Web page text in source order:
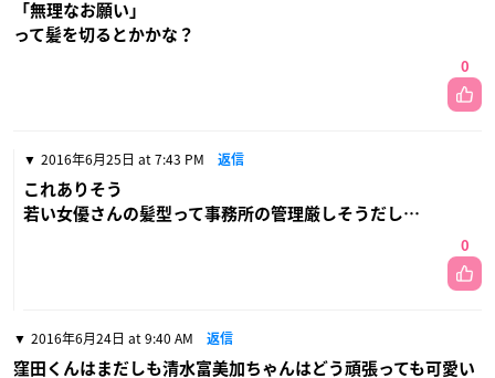
「無理なお願い」
って髪を切るとかかな？
0
2016年6月25日 at 7:43 PM 返信
これありそう
若い女優さんの髪型って事務所の管理厳しそうだし…
0
2016年6月24日 at 9:40 AM 返信
窪田くんはまだしも清水富美加ちゃんはどう頑張っても可愛い